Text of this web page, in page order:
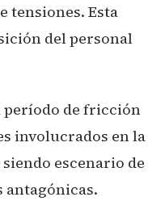
tensiones. Esta
del personal
de fricción
involucrados en la
escenario de
antagónicas.